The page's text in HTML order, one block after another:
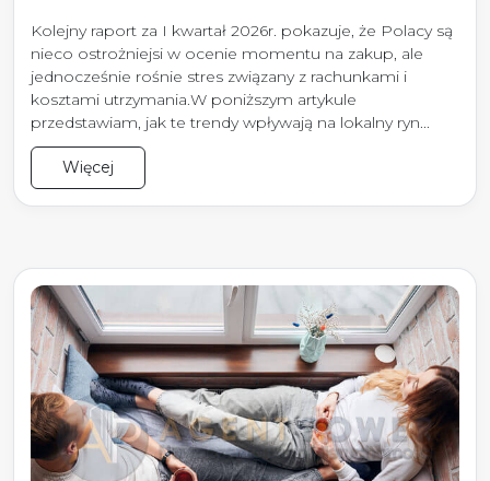
Kolejny raport za I kwartał 2026r. pokazuje, że Polacy są
nieco ostrożniejsi w ocenie momentu na zakup, ale
jednocześnie rośnie stres związany z rachunkami i
kosztami utrzymania.W poniższym artykule
przedstawiam, jak te trendy wpływają na lokalny ryn...
Więcej